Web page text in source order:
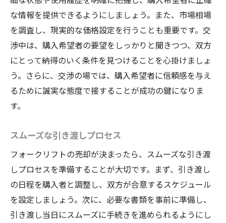
購入希望者への対応手順
引き渡し時のチェックポイント
売却後の事務処理の確認
成功するための最終確認事項
な情報を提供できるようにしましょう。また、市場相場
を調査し、現実的な価格設定を行うことも重要です。交
渉中は、購入希望者の要望をしっかりと聞きつつ、双方
にとって納得のいく条件を見つけることを心掛けましょ
う。さらに、交渉の場では、購入希望者に信頼感を与え
るために誠実な態度で接することが成功の鍵になりま
す。
スムーズな引き渡しプロセス
フォークリフトの売却が決まったら、スムーズな引き渡
しプロセスを準備することが大切です。まず、引き渡し
の日程を購入者と調整し、双方が合意するスケジュール
を設定しましょう。次に、必要な書類を事前に準備し、
引き渡し当日にスムーズに手続きを進められるようにし